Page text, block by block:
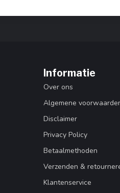
Informatie
Over ons
Algemene
Disclaimer
Privacy Policy
Betaalmethoden
Verzenden &
Klantenservice